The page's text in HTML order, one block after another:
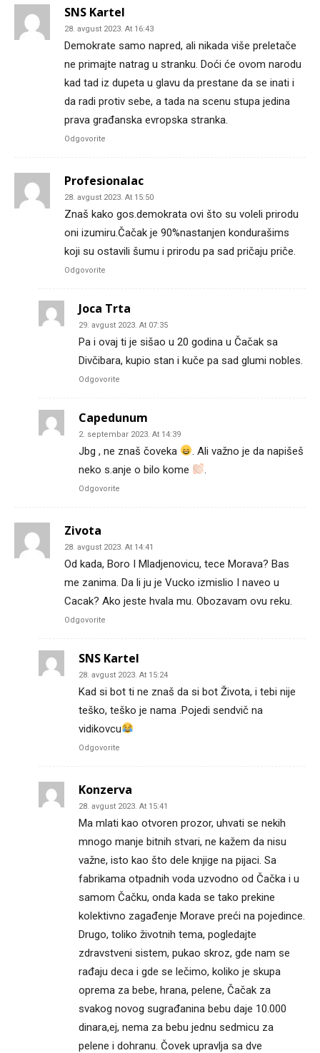
SNS Kartel
28. avgust 2023. At 16:43
Demokrate samo napred, ali nikada više preletače
ne primajte natrag u stranku. Doći će ovom narodu
kad tad iz dupeta u glavu da prestane da se inati i
da radi protiv sebe, a tada na scenu stupa jedina
prava građanska evropska stranka.
Odgovorite
Profesionalac
28. avgust 2023. At 15:50
Znaš kako gos.demokrata ovi što su voleli prirodu
oni izumiru.Čačak je 90%nastanjen kondurašims
koji su ostavili šumu i prirodu pa sad pričaju priče.
Odgovorite
Joca Trta
29. avgust 2023. At 07:35
Pa i ovaj ti je sišao u 20 godina u Čačak sa
Divčibara, kupio stan i kuče pa sad glumi nobles.
Odgovorite
Capedunum
2. septembar 2023. At 14:39
Jbg , ne znaš čoveka
. Ali važno je da napišeš
neko s.anje o bilo kome
.
Odgovorite
Zivota
28. avgust 2023. At 14:41
Od kada, Boro I Mladjenovicu, tece Morava? Bas
me zanima. Da li ju je Vucko izmislio I naveo u
Cacak? Ako jeste hvala mu. Obozavam ovu reku.
Odgovorite
SNS Kartel
28. avgust 2023. At 15:24
Kad si bot ti ne znaš da si bot Života, i tebi nije
teško, teško je nama .Pojedi sendvič na
vidikovcu
Odgovorite
Konzerva
28. avgust 2023. At 15:41
Ma mlati kao otvoren prozor, uhvati se nekih
mnogo manje bitnih stvari, ne kažem da nisu
važne, isto kao što dele knjige na pijaci. Sa
fabrikama otpadnih voda uzvodno od Čačka i u
samom Čačku, onda kada se tako prekine
kolektivno zagađenje Morave preći na pojedince.
Drugo, toliko životnih tema, pogledajte
zdravstveni sistem, pukao skroz, gde nam se
rađaju deca i gde se lečimo, koliko je skupa
oprema za bebe, hrana, pelene, Čačak za
svakog novog sugrađanina bebu daje 10.000
dinara,ej, nema za bebu jednu sedmicu za
pelene i dohranu. Čovek upravlja sa dve